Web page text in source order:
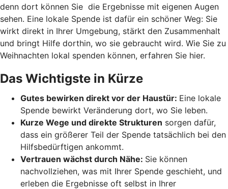
denn dort können Sie die Ergebnisse mit eigenen Augen
sehen. Eine lokale Spende ist dafür ein schöner Weg: Sie
wirkt direkt in Ihrer Umgebung, stärkt den Zusammenhalt
und bringt Hilfe dorthin, wo sie gebraucht wird. Wie Sie zu
Weihnachten lokal spenden können, erfahren Sie hier.
Das Wichtigste in Kürze
Gutes bewirken direkt vor der Haustür: Eine lokale
Spende bewirkt Veränderung dort, wo Sie leben.
Kurze Wege und direkte Strukturen sorgen dafür,
dass ein größerer Teil der Spende tatsächlich bei den
Hilfsbedürftigen ankommt.
Vertrauen wächst durch Nähe: Sie können
nachvollziehen, was mit Ihrer Spende geschieht, und
erleben die Ergebnisse oft selbst in Ihrer